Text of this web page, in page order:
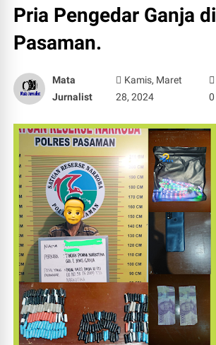
Pria Pengedar Ganja di
Pasaman.
Mata
Jurnalist
Kamis, Maret
28, 2024
0